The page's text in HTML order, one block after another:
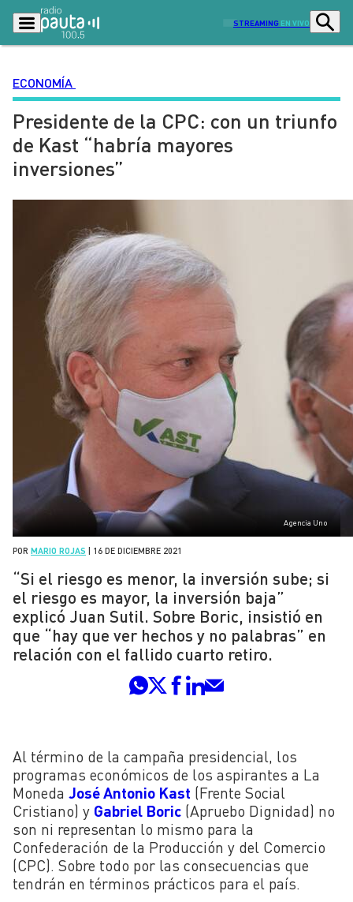
STREAMING EN VIVO
Podcasts Programas
Lo Último
Ciudad
Tendencias
Entretención y Cultura
Dato en Pauta Señal 2
Contenido Patrocinado
ECONOMÍA
Presidente de la CPC: con un triunfo
de Kast “habría mayores
inversiones”
Agencia Uno
POR MARIO ROJAS 16 DE DICIEMBRE 2021
“Si el riesgo es menor, la inversión sube; si
el riesgo es mayor, la inversión baja”
explicó Juan Sutil. Sobre Boric, insistió en
que “hay que ver hechos y no palabras” en
relación con el fallido cuarto retiro.
Al término de la campaña presidencial, los
programas económicos de los aspirantes a La
Moneda José Antonio Kast (Frente Social
Cristiano) y Gabriel Boric (Apruebo Dignidad) no
son ni representan lo mismo para la
Confederación de la Producción y del Comercio
(CPC). Sobre todo por las consecuencias que
tendrán en términos prácticos para el país.